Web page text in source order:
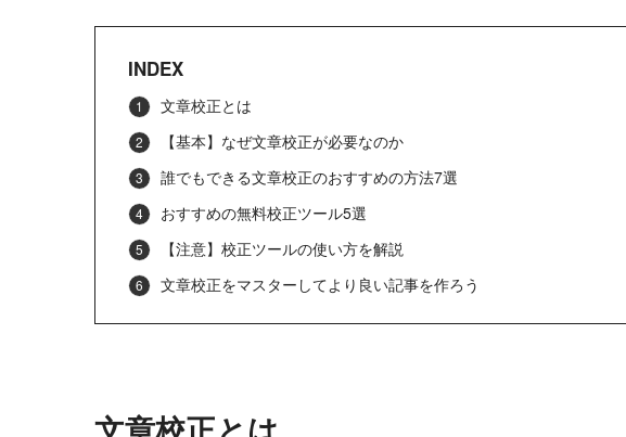
INDEX
文章校正とは
【基本】なぜ文章校正が必要なのか
誰でもできる文章校正のおすすめの方法7選
おすすめの無料校正ツール5選
【注意】校正ツールの使い方を解説
文章校正をマスターしてより良い記事を作ろう